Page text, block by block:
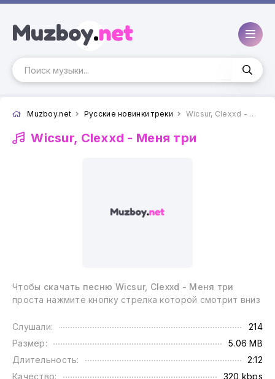
Muzboy.net Русские новинки треки Wicsur, Clexxd - Меня три
Wicsur, Clexxd - Меня три
Чтобы скачать песню Wicsur, Clexxd - Меня три
проста нажмите кнопку стрелка которой смотрит вниз
Слушали:
214
Размер:
5.06 MB
Длительность:
2:12
Качество:
320 kbps